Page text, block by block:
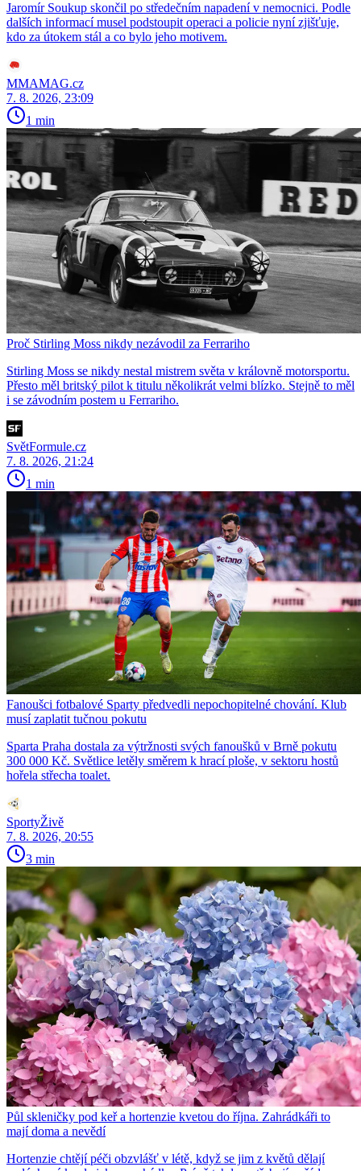
Jaromír Soukup skončil po středečním napadení v nemocnici. Podle
dalších informací musel podstoupit operaci a policie nyní zjišťuje,
kdo za útokem stál a co bylo jeho motivem.
MMAMAG.cz
7. 8. 2026, 23:09
1 min
Proč Stirling Moss nikdy nezávodil za Ferrariho
Stirling Moss se nikdy nestal mistrem světa v královně motorsportu.
Přesto měl britský pilot k titulu několikrát velmi blízko. Stejně to měl
i se závodním postem u Ferrariho.
SvětFormule.cz
7. 8. 2026, 21:24
1 min
Fanoušci fotbalové Sparty předvedli nepochopitelné chování. Klub
musí zaplatit tučnou pokutu
Sparta Praha dostala za výtržnosti svých fanoušků v Brně pokutu
300 000 Kč. Světlice letěly směrem k hrací ploše, v sektoru hostů
hořela střecha toalet.
SportyŽivě
7. 8. 2026, 20:55
3 min
Půl skleničky pod keř a hortenzie kvetou do října. Zahrádkáři to
mají doma a nevědí
Hortenzie chtějí péči obzvlášť v létě, když se jim z květů dělají